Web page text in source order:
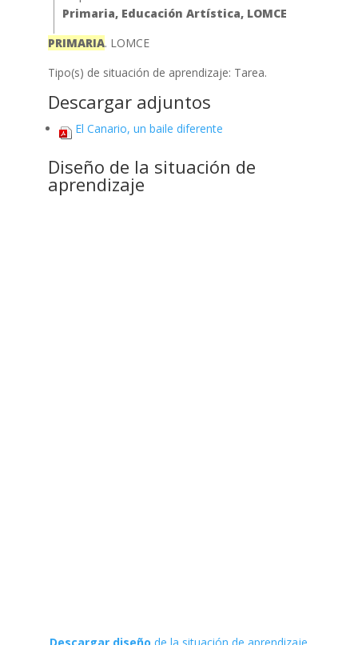
Primaria, Educación Artística, LOMCE
PRIMARIA. LOMCE
Tipo(s) de situación de aprendizaje: Tarea.
Descargar adjuntos
El Canario, un baile diferente
Diseño de la situación de
aprendizaje